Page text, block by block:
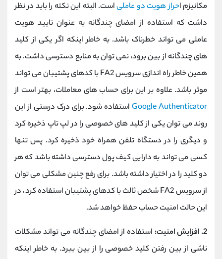
مکانیزم احراز هویت دو عاملیاست. البته این نکته را باید در نظر
داشت که استفاده از امضای چندگانه به عنوان تایید هویت
عاملی می تواند خطرناک باشد. به خاطر اینکه اگر یکی از کلید
های چندگانه از بین برود، نمی توان به منابع دسترسی داشت. به
همین خاطر راه اندازی سرویس FA2 با کدهای پشتیبان می تواند
موثر باشد. علاوه بر این برای حساب های معاملات، بهتر است از
Google Authenticatorاستفاده شود. برای درک درستی از این
روند می توان یکی از کلید های خصوصی را در لپ تاپ ذخیره کرد
و دیگری را در دستگاه تلفن همراه خود ذخیره کرد. پس تنها
کسی می تواند به دارایی کیف پول دسترسی داشته باشد که هر
دو کلید را در اختیار داشته باشد. برای رفع چنین مشکلی می توان
از سرویس FA2 شخص ثالث با کدهای پشتیبان استفاده کرد، در
این حالت امنیت حساب حفظ خواهد شد.
2. افزایش امنیت:
استفاده از امضای چندگانه می تواند مشکلات
ناشی از بین رفتن کلید خصوصی را از بین ببرد. به خاطر اینکه